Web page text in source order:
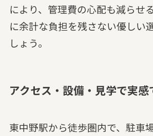
により、管理費の心配も減らせ
に余計な負担を残さない優しい
しょう。
アクセス・設備・見学で実
東中野駅から徒歩圏内で、駐車